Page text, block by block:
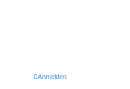
Anmelden